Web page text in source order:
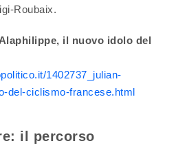
Roubaix.
il nuovo idolo del
1402737_julian-
del-ciclismo-francese.html
il percorso